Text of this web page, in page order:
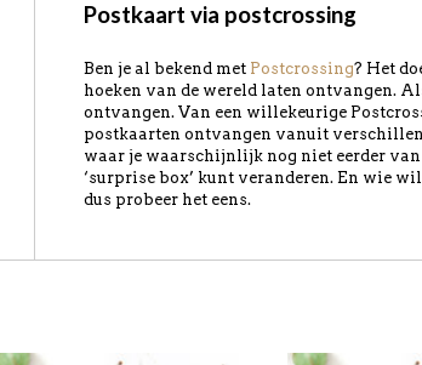
Postkaart via postcrossing
Ben je al bekend met Postcrossing? Het
hoeken van de wereld laten ontvangen.
ontvangen. Van een willekeurige
postkaarten ontvangen vanuit
waar je waarschijnlijk nog niet eerder
‘surprise box’ kunt veranderen. En wie
dus probeer het eens.